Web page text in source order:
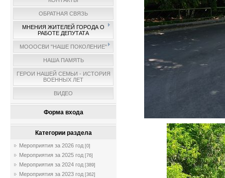
ОБРАТНАЯ СВЯЗЬ
МНЕНИЯ ЖИТЕЛЕЙ ГОРОДА О
РАБОТЕ ДЕПУТАТА
МОООСВИ "НАШЕ ПОКОЛЕНИЕ"
НАША ПАМЯТЬ
ГЕРОИ НАШЕЙ СЕМЬИ - ИСТОРИЯ
ВОЕННЫХ ЛЕТ
ВИДЕО
Форма входа
Категории раздела
Мероприятия за 2026 год [0]
Мероприятия за 2025 год [76]
Мероприятия за 2024 год [389]
Мероприятия за 2023 год [362]